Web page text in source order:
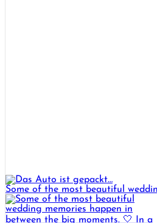
Some of the most beautiful